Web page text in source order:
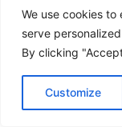
We use cookies
serve
By clicking
Customize